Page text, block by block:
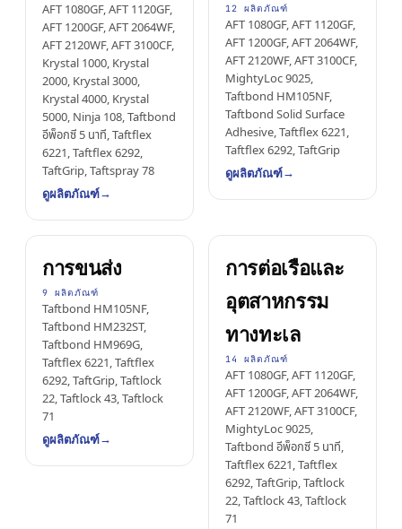
AFT 1120GF เทปโฟมอะคริลิก
AFT 1200GF เทปโฟมอะคริลิก
AFT 2064WF เทปโฟมอะคริลิก
ดูเพิ่มเติม →
PP/PE)
วัสดุคอมโพสิตและไฟ
เบอร์กลาส
AFT 1080GF, AFT 1120GF,
AFT 1200GF, AFT 2064WF,
AFT 2120WF, AFT 3100CF,
Krystal 1000, Krystal
2000, Krystal 3000,
Krystal 4000, Krystal
5000, Ninja 108, Taftbond
อีพ็อกซี 5 นาที, Taftflex
6221, Taftflex 6292,
TaftGrip, Taftspray 78
ดูผลิตภัณฑ์→
12 ผลิตภัณฑ์
AFT 1080GF, AFT 1120GF,
AFT 1200GF, AFT 2064WF,
AFT 2120WF, AFT 3100CF,
MightyLoc 9025,
Taftbond HM105NF,
Taftbond Solid Surface
Adhesive, Taftflex 6221,
Taftflex 6292, TaftGrip
ดูผลิตภัณฑ์→
การขนส่ง
9 ผลิตภัณฑ์
Taftbond HM105NF,
Taftbond HM232ST,
Taftbond HM969G,
Taftflex 6221, Taftflex
6292, TaftGrip, Taftlock
22, Taftlock 43, Taftlock
71
ดูผลิตภัณฑ์→
การต่อเรือและ
อุตสาหกรรม
ทางทะเล
14 ผลิตภัณฑ์
AFT 1080GF, AFT 1120GF,
AFT 1200GF, AFT 2064WF,
AFT 2120WF, AFT 3100CF,
MightyLoc 9025,
Taftbond อีพ็อกซี 5 นาที,
Taftflex 6221, Taftflex
6292, TaftGrip, Taftlock
22, Taftlock 43, Taftlock
71